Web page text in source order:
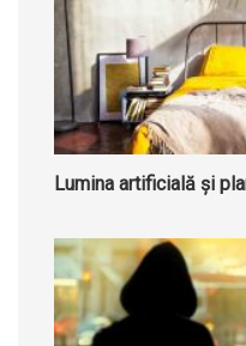
Lumina artificială și